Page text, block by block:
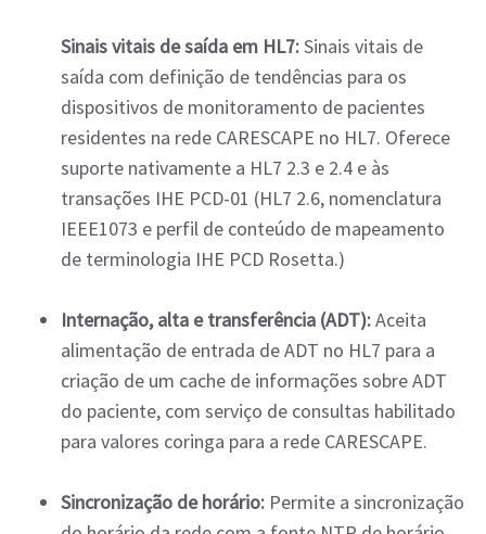
Sinais vitais de saída em HL7:Sinais vitais de
saída com definição de tendências para os
dispositivos de monitoramento de pacientes
residentes na rede CARESCAPE no HL7. Oferece
suporte nativamente a HL7 2.3 e 2.4 e às
transações IHE PCD-01 (HL7 2.6, nomenclatura
IEEE1073 e perfil de conteúdo de mapeamento
de terminologia IHE PCD Rosetta.)
Internação, alta e transferência (ADT):Aceita
alimentação de entrada de ADT no HL7 para a
criação de um cache de informações sobre ADT
do paciente, com serviço de consultas habilitado
para valores coringa para a rede CARESCAPE.
Sincronização de horário: Permite a sincronização